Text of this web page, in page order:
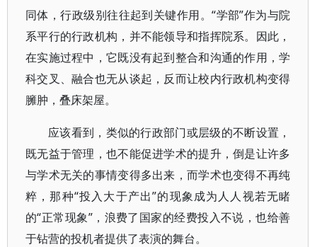
同体，行政级别往往起到关键作用。“学部”作为与院
系平行的行政机构，并不能领导和指挥院系。因此，
在实施过程中，它既没有起到整合和沟通的作用，学
科交叉、融合也无从谈起，反而让校内行政机构变得
臃肿，叠床架屋。
应该看到，类似的行政部门或层级的不断设置，
既无益于管理，也不能促进学术的提升，倒是让许多
与学术无关的事情变得多出来，而学术也变得不再纯
粹，那种“投入大于产出”的现象成为人人视若无睹
的“正常现象”，浪费了国家的经费投入不说，也给善
于钻营的投机者提供了表演的舞台。